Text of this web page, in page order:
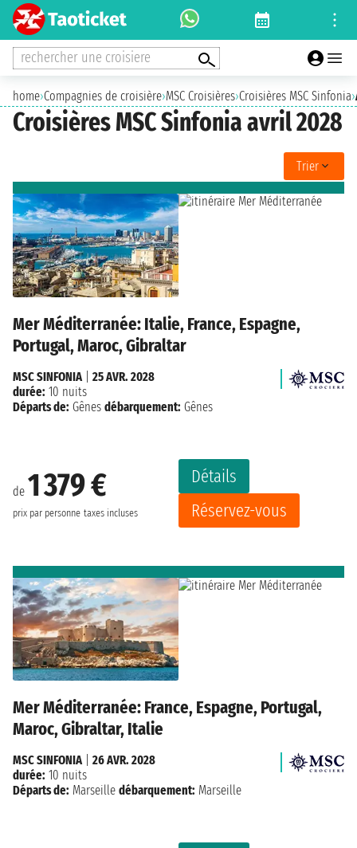
rechercher une croisiere
home›Compagnies de croisière›MSC Croisières›Croisières MSC Sinfonia›
Croisières MSC Sinfonia avril 2028
Trier
Mer Méditerranée: Italie, France, Espagne,
Portugal, Maroc, Gibraltar
de 1 379 €
prix par personne taxes incluses
Détails
Réservez-vous
MSC SINFONIA
25 AVR. 2028
durée: 10 nuits
Départs de: Gênes débarquement: Gênes
Mer Méditerranée: France, Espagne, Portugal,
Maroc, Gibraltar, Italie
MSC SINFONIA| 26 AVR. 2028
durée: 10 nuits
Départs de: Marseille débarquement: Marseille